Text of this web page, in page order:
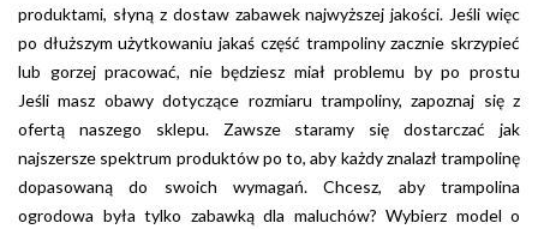
użytkowaniu. Co możesz wtedy zrobić? Nic, poza wymianą
trampoliny na nowy model. Do tanich trampolin nie dostaniesz
nigdzie części zapasowych.
produktami, słyną z dostaw zabawek najwyższej jakości. Jeśli więc
po dłuższym użytkowaniu jakaś część trampoliny zacznie skrzypieć
lub gorzej pracować, nie będziesz miał problemu by po prostu
wymienić ją na nową. Ci dwaj producenci dbają o klienta nie tylko w
momencie sprzedaży zabawki. Poza częściami zamiennymi oferują
też wiele akcesoriów do swoich trampolin. Interesuje Cię siatka
ochronna do trampoliny? A może drabinka, aby ułatwić dostęp do
zabawki najmłodszym użytkownikom? Chciałbyś otoczyć stojak
Jeśli masz obawy dotyczące rozmiaru trampoliny, zapoznaj się z
ofertą naszego sklepu. Zawsze staramy się dostarczać jak
najszersze spektrum produktów po to, aby każdy znalazł trampolinę
dopasowaną do swoich wymagań. Chcesz, aby trampolina
ogrodowa była tylko zabawką dla maluchów? Wybierz model o